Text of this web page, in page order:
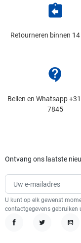
assignment_return
Retourneren binnen
contact_support
Bellen en Whatsapp
7845
Ontvang ons laatste
U kunt op elk gewenst
contactgegevens gebruiken